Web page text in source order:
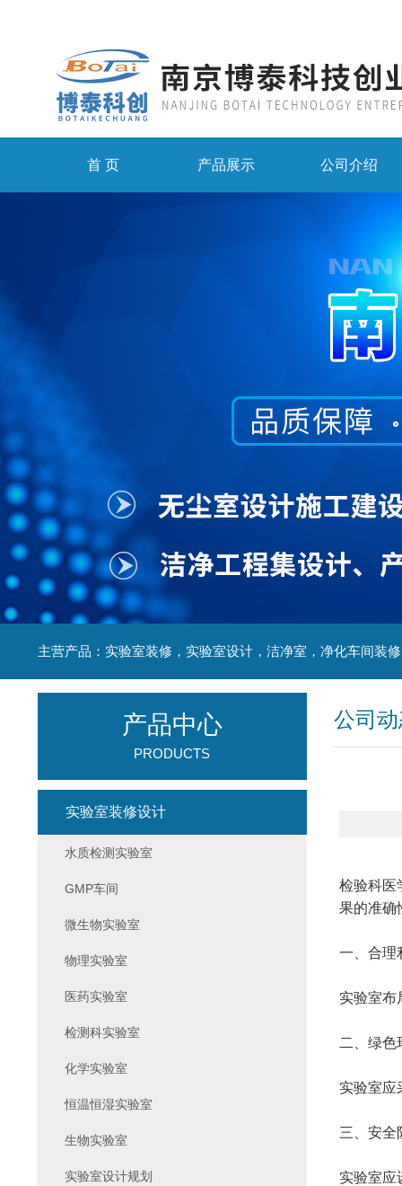
首 页 产品展示 公司介绍
公司
检验科医
果的准确
一、合理
实验室布
二、绿色
实验室应
三、安全
实验室应
产品中心
PRODUCTS
实验室装修设计
水质检测实验室
GMP车间
微生物实验室
物理实验室
医药实验室
检测科实验室
化学实验室
恒温恒湿实验室
生物实验室
实验室设计规划